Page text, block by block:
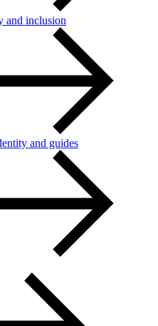
and inclusion
and guides